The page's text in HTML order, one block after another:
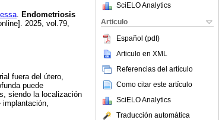
SciELO Analytics
Articulo
Español (pdf)
Articulo en XML
Referencias del artículo
Como citar este artículo
SciELO Analytics
Traducción automática
. Endometriosis
2025, vol.79,
fuera del útero,
puede
siendo la localización